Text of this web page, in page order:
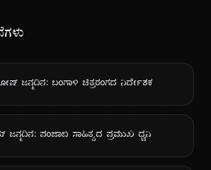
ಜನ್ಮದಿನ: ಬಂಗಾಳಿ ಚಿತ್ರರಂಗದ ನಿರ್ದೇಶಕ
ಜನ್ಮದಿನ: ಪಂಜಾಬಿ ಸಾಹಿತ್ಯದ ಪ್ರಮುಖ ಧ್ವನಿ